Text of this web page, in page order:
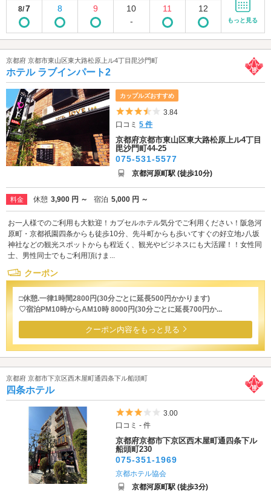
8/7 8 9
10
-
11 12
もっと見る
京都府 京都市東山区東大路松原上ル4丁目毘沙門町
ホテル ラブインパート2
カップルズおすすめ
5つ星のうち3.5
3.84
口コミ5 件
京都府京都市東山区東大路松原上ル4丁目
毘沙門町44-25
075-531-5577
京都河原町駅 (徒歩10分)
料金 休憩 3,900 円 ～ 宿泊 5,000 円 ～
お一人様でのご利用も大歓迎！カプセルホテル気分でご利用ください！阪急河
原町・京都祇園四条からも徒歩10分、先斗町からも歩いてすぐの好立地♪八坂
神社などの観光スポットからも程近く、観光やビジネスにも大活躍！！女性同
士、男性同士でもご利用頂けま...
クーポン
□休憩.一律1時間2800円(30分ごとに延長500円かかります)
♡宿泊PM10時からAM10時 8000円(30分ごとに延長700円か...
クーポン内容をもっと見る
京都府 京都市下京区西木屋町通四条下ル船頭町
四条ホテル
5つ星のうち3
3.00
口コミ - 件
京都府京都市下京区西木屋町通四条下ル
船頭町230
075-351-1969
京都ホテル協会
京都河原町駅 (徒歩3分)